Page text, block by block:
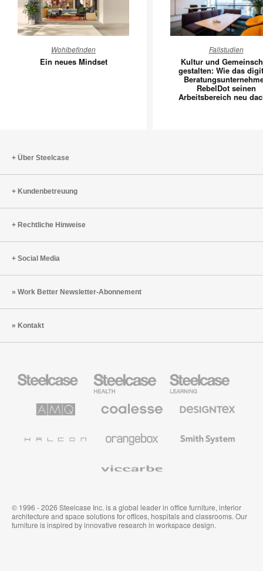
neues
Mindset
Wohlbefinden
Ein neues Mindset
und
Wie
dachte
Fallstudien
Kultur und
gestalten: Wie das
RebelDot seinen
Arbeitsbereich neu
Über Steelcase
Kundenbetreuung
Rechtliche Hinweise
Social Media
Work Better Newsletter-Abonnement
Kontakt
Büromöbel
Health
Education
Möbel
Solutions
Büromöbel
Textilien
System
© 1996 - 2026 Steelcase Inc. is a global leader in office furniture, interior
architecture and space solutions for offices, hospitals and classrooms. Our
furniture is inspired by innovative research in workspace design.